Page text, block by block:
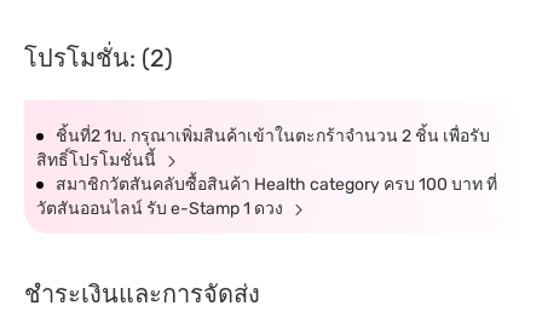
โปรโมชั่น: (2)
ชิ้นที่2 1บ. กรุณาเพิ่มสินค้าเข้าในตะกร้าจำนวน 2 ชิ้น เพื่อรับ
สิทธิ์โปรโมชั่นนี้
สมาชิกวัตสันคลับซื้อสินค้า Health category ครบ 100 บาท ที่
วัตสันออนไลน์ รับ e-Stamp 1 ดวง
ชำระเงินและการจัดส่ง